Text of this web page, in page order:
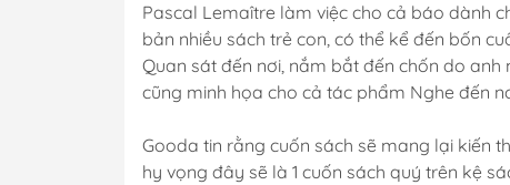
Pascal Lemaître làm việc cho cả báo dành
bản nhiều sách trẻ con, có thể kể đến bốn
Quan sát đến nơi, nắm bắt đến chốn do anh
cũng minh họa cho cả tác phẩm Nghe đến
Gooda tin rằng cuốn sách sẽ mang lại kiến
hy vọng đây sẽ là 1 cuốn sách quý trên kệ